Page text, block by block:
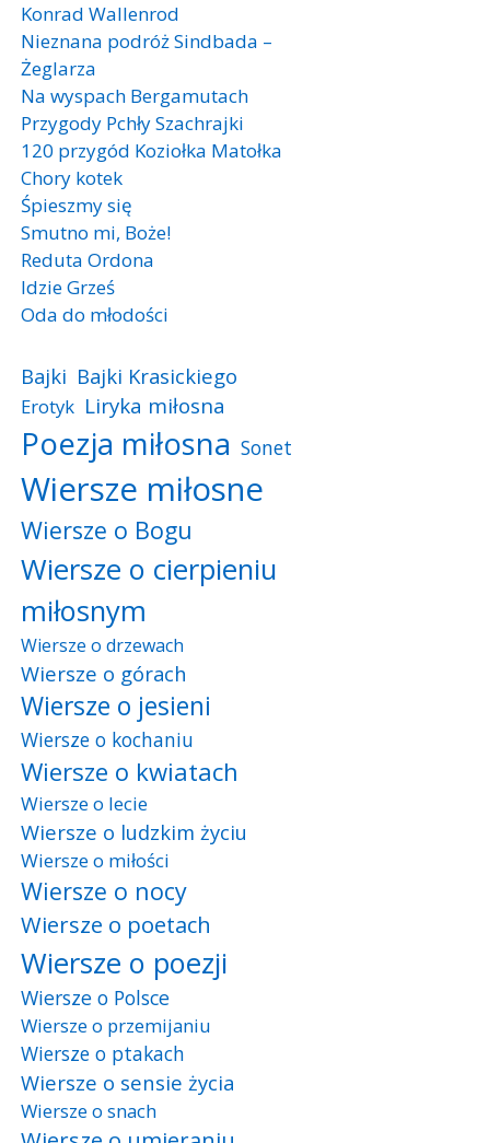
Konrad Wallenrod
Nieznana podróż Sindbada –
Żeglarza
Na wyspach Bergamutach
Przygody Pchły Szachrajki
120 przygód Koziołka Matołka
Chory kotek
Śpieszmy się
Smutno mi, Boże!
Reduta Ordona
Idzie Grześ
Oda do młodości
Bajki Bajki Krasickiego
Erotyk Liryka miłosna
Poezja miłosna Sonet
Wiersze miłosne
Wiersze o Bogu
Wiersze o cierpieniu
miłosnym
Wiersze o drzewach
Wiersze o górach
Wiersze o jesieni
Wiersze o kochaniu
Wiersze o kwiatach
Wiersze o lecie
Wiersze o ludzkim życiu
Wiersze o miłości
Wiersze o nocy
Wiersze o poetach
Wiersze o poezji
Wiersze o Polsce
Wiersze o przemijaniu
Wiersze o ptakach
Wiersze o sensie życia
Wiersze o snach